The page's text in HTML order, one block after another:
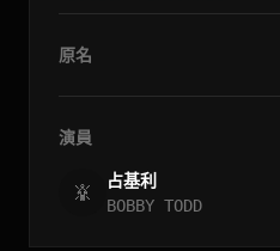
原名
演員
占基利
BOBBY TODD